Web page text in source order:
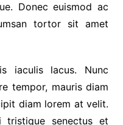
Donec euismod ac
tortor sit amet
iaculis lacus. Nunc
tempor, mauris diam
diam lorem at velit.
tristique senectus et